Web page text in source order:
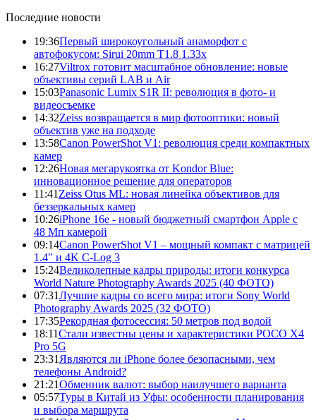
Последние новости
19:36Первый широкоугольный анаморфот с
автофокусом: Sirui 20mm T1.8 1.33x
16:27Viltrox готовит масштабное обновление: новые
объективы серий LAB и Air
15:03Panasonic Lumix S1R II: революция в фото- и
видеосъемке
14:32Zeiss возвращается в мир фотооптики: новый
объектив уже на подходе
13:58Canon PowerShot V1: революция среди компактных
камер
12:26Новая мегарукоятка от Kondor Blue:
инновационное решение для операторов
11:41 Zeiss Otus ML: новая линейка объективов для
беззеркальных камер
10:26iPhone 16e - новый бюджетный смартфон Apple с
48 Мп камерой
09:14Canon PowerShot V1 – мощный компакт с матрицей
1.4" и 4K C-Log 3
15:24Великолепные кадры природы: итоги конкурса
World Nature Photography Awards 2025 (40 ФОТО)
07:31Лучшие кадры со всего мира: итоги Sony World
Photography Awards 2025 (32 ФОТО)
17:35Рекордная фотосессия: 50 метров под водой
18:11Стали известны цены и характеристики POCO X4
Pro 5G
23:31 Являются ли iPhone более безопасными, чем
телефоны Android?
21:21Обменник валют: выбор наилучшего варианта
05:57Туры в Китай из Уфы: особенности планирования
и выбора маршрута